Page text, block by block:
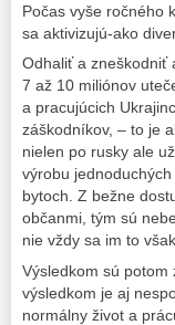
Počas vyše ročného
sa aktivizujú-ako
Odhaliť a zneškodniť
7 až 10 miliónov
a pracujúcich
záškodníkov, – to je
nielen po rusky ale
výrobu
bytoch. Z bežne
občanmi, tým sú
nie vždy sa im to
Výsledkom sú potom
výsledkom je aj
normálny život a